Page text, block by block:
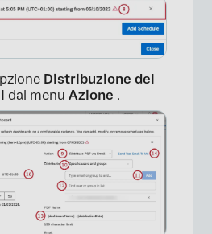
×
Distribuzione del
dal menu Azione .